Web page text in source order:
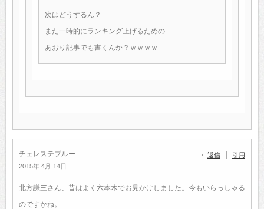
次はどうするん？
また一時的にランキング上げるための
あおり記事でも書くんか？ｗｗｗｗ
チェレステブルー
2015年 4月 14日
返信 引用
北方謙三さん、昔はよく六本木でお見かけしました。今もいらっしゃる
のですかね。